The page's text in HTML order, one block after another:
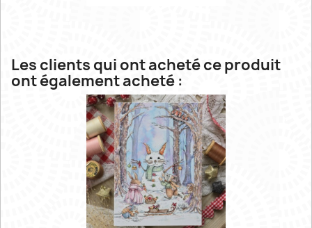
Les clients qui ont acheté ce produit
ont également acheté :